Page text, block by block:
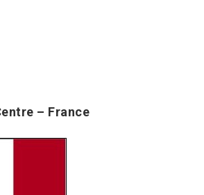
– France